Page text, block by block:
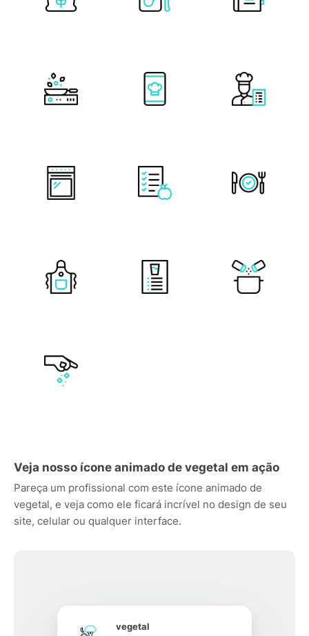
Veja nosso ícone animado de vegetal em ação
Pareça um profissional com este ícone animado de
vegetal, e veja como ele ficará incrível no design de seu
site, celular ou qualquer interface.
vegetal